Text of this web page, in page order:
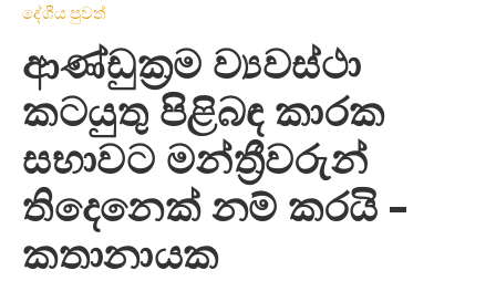
දේශීය පුවත්
ආණ්ඩුක්‍රම ව්‍යවස්ථා
කටයුතු පිළිබඳ කාරක
සභාවට මන්ත්‍රීවරුන්
තිදෙනෙක් නම් කරයි –
කතානායක